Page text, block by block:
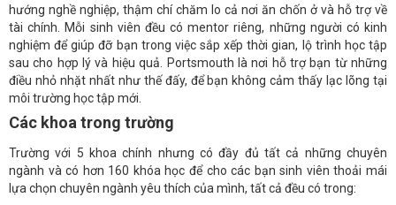
hướng nghề nghiệp, thậm chí chăm lo cả nơi ăn chốn ở và hỗ trợ về
tài chính. Mỗi sinh viên đều có mentor riêng, những người có kinh
nghiệm để giúp đỡ bạn trong việc sắp xếp thời gian, lộ trình học tập
sau cho hợp lý và hiệu quả. Portsmouth là nơi hỗ trợ bạn từ những
điều nhỏ nhặt nhất như thế đấy, để bạn không cảm thấy lạc lõng tại
môi trường học tập mới.
Các khoa trong trường
Trường với 5 khoa chính nhưng có đầy đủ tất cả những chuyên
ngành và có hơn 160 khóa học để cho các bạn sinh viên thoải mái
lựa chọn chuyên ngành yêu thích của mình, tất cả đều có trong: